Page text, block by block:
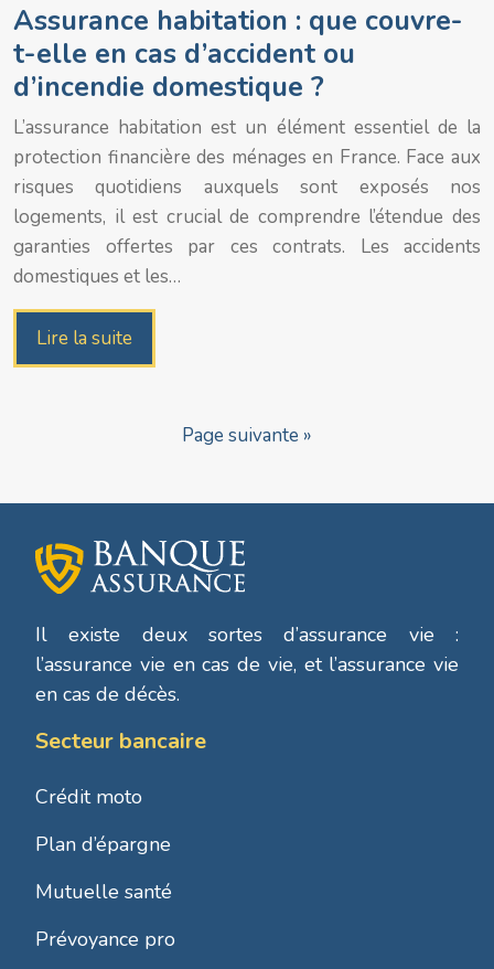
Assurance habitation : que couvre-
t-elle en cas d’accident ou
d’incendie domestique ?
L’assurance habitation est un élément essentiel de la
protection financière des ménages en France. Face aux
risques quotidiens auxquels sont exposés nos
logements, il est crucial de comprendre l’étendue des
garanties offertes par ces contrats. Les accidents
domestiques et les…
Lire la suite
Page suivante »
Il existe deux sortes d’assurance vie :
l’assurance vie en cas de vie, et l’assurance vie
en cas de décès.
Secteur bancaire
Crédit moto
Plan d’épargne
Mutuelle santé
Prévoyance pro